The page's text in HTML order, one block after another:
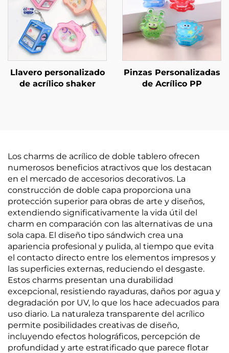
Llavero personalizado
de acrílico shaker
Pinzas Personalizadas
de Acrílico PP
Los charms de acrílico de doble tablero ofrecen
numerosos beneficios atractivos que los destacan
en el mercado de accesorios decorativos. La
construcción de doble capa proporciona una
protección superior para obras de arte y diseños,
extendiendo significativamente la vida útil del
charm en comparación con las alternativas de una
sola capa. El diseño tipo sándwich crea una
apariencia profesional y pulida, al tiempo que evita
el contacto directo entre los elementos impresos y
las superficies externas, reduciendo el desgaste.
Estos charms presentan una durabilidad
excepcional, resistiendo rayaduras, daños por agua y
degradación por UV, lo que los hace adecuados para
uso diario. La naturaleza transparente del acrílico
permite posibilidades creativas de diseño,
incluyendo efectos holográficos, percepción de
profundidad y arte estratificado que parece flotar